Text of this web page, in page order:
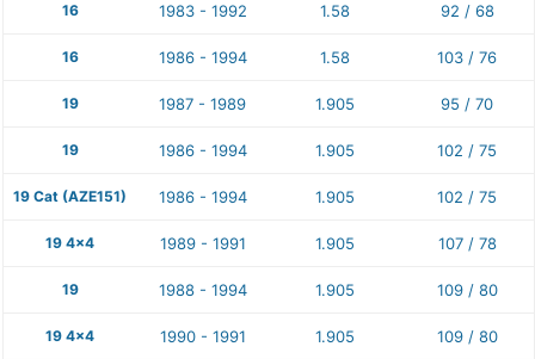
16 1983 - 1992 1.58 92 / 68
16 1986 - 1994 1.58 103 / 76
19 1987 - 1989 1.905 95 / 70
19 1986 - 1994 1.905 102 / 75
19 Cat (AZE151) 1986 - 1994 1.905 102 / 75
19 4x4 1989 - 1991 1.905 107 / 78
19 1988 - 1994 1.905 109 / 80
19 4x4 1990 - 1991 1.905 109 / 80